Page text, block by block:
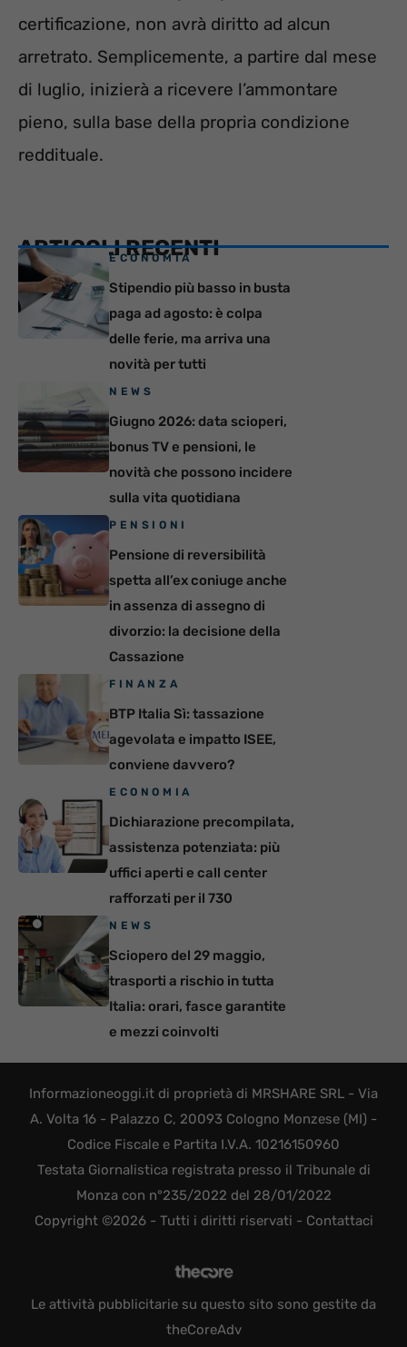
certificazione, non avrà diritto ad alcun
arretrato. Semplicemente, a partire dal mese
di luglio, inizierà a ricevere l’ammontare
pieno, sulla base della propria condizione
reddituale.
ARTICOLI RECENTI
ECONOMIA
Stipendio più basso in busta
paga ad agosto: è colpa
delle ferie, ma arriva una
novità per tutti
NEWS
Giugno 2026: data scioperi,
bonus TV e pensioni, le
novità che possono incidere
sulla vita quotidiana
PENSIONI
Pensione di reversibilità
spetta all’ex coniuge anche
in assenza di assegno di
divorzio: la decisione della
Cassazione
FINANZA
BTP Italia Sì: tassazione
agevolata e impatto ISEE,
conviene davvero?
ECONOMIA
Dichiarazione precompilata,
assistenza potenziata: più
uffici aperti e call center
rafforzati per il 730
NEWS
Sciopero del 29 maggio,
trasporti a rischio in tutta
Italia: orari, fasce garantite
e mezzi coinvolti
Informazioneoggi.it di proprietà di MRSHARE SRL - Via
A. Volta 16 - Palazzo C, 20093 Cologno Monzese (MI) -
Codice Fiscale e Partita I.V.A. 10216150960
Testata Giornalistica registrata presso il Tribunale di
Monza con n°235/2022 del 28/01/2022
Copyright ©2026 - Tutti i diritti riservati - Contattaci
Le attività pubblicitarie su questo sito sono gestite da
theCoreAdv